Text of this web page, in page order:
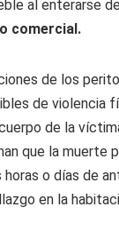
al enterarse
comercial.
de los
de violencia
de la
que la muerte
horas o días de
en la